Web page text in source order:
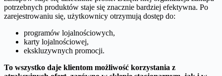
potrzebnych produktów staje się znacznie bardziej efektywna. Po
zarejestrowaniu się, użytkownicy otrzymują dostęp do:
programów lojalnościowych,
karty lojalnościowej,
ekskluzywnych promocji.
To wszystko daje klientom możliwość korzystania z